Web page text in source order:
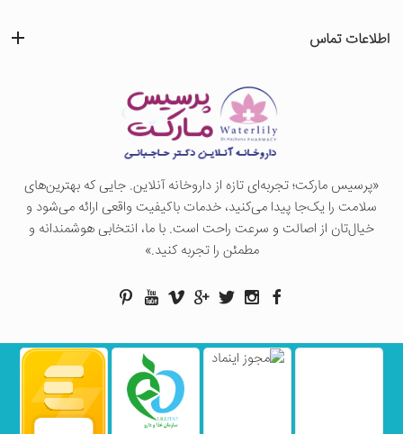
«پرسيس ماركت؛ تجربه‌ای تازه از داروخانه آنلاین. جایی که بهترین‌های
سلامت را یک‌جا پیدا می‌کنید، خدمات باکیفیت واقعی ارائه می‌شود و
خیال‌تان از اصالت و سرعت راحت است. با ما، انتخابی هوشمندانه و
مطمئن را تجربه کنید.»
اطلاعات تماس